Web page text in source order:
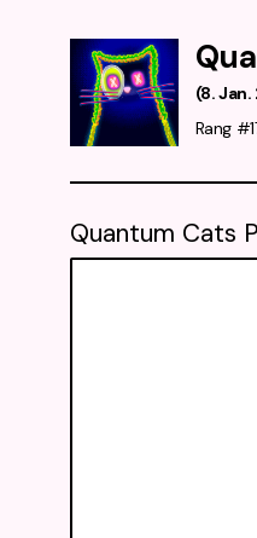
(8.
Rang
Quantum Cats